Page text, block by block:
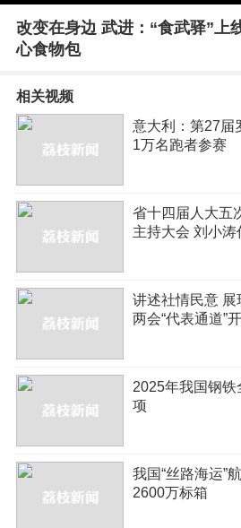
改变在身边 武进：“食武驿”上
心食物包
相关视频
意大利：第27届
1万名跑者参赛
省十四届人大五
主持大会 刘小
讲述社情民意
两会“代表通道”
2025年我国钢
项
我国“丝路海运”
2600万标箱